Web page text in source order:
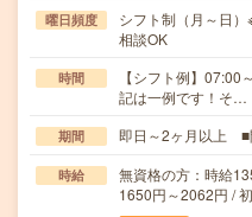
曜日頻度
シフト制（月～日
相談OK
時間
【シフト例】
記は一例です！そ…
期間 即日～2ヶ月以上 ■
時給
無資格の方：時給
1650円～2062円 /